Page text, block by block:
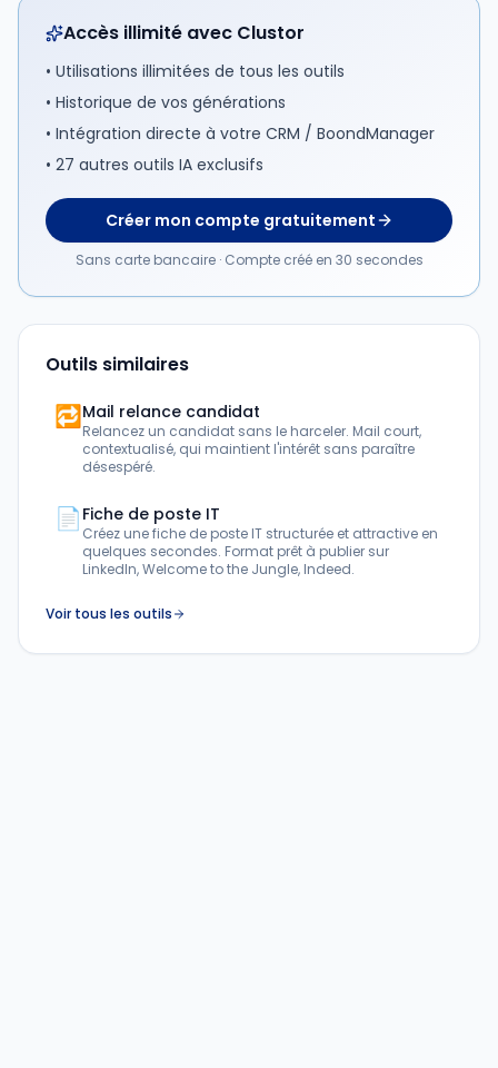
Accès illimité avec Clustor
• Utilisations illimitées de tous les outils
• Historique de vos générations
• Intégration directe à votre CRM / BoondManager
• 27 autres outils IA exclusifs
Créer mon compte gratuitement
Sans carte bancaire · Compte créé en 30 secondes
Outils similaires
🔁 Mail relance candidat
Relancez un candidat sans le harceler. Mail court,
contextualisé, qui maintient l'intérêt sans paraître
désespéré.
📄 Fiche de poste IT
Créez une fiche de poste IT structurée et attractive en
quelques secondes. Format prêt à publier sur
LinkedIn, Welcome to the Jungle, Indeed.
Voir tous les outils